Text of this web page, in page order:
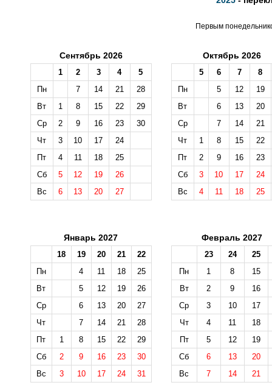
Первым
Сентябрь 2026
1 2 3 4
5
Пн
7 14 21
28
Вт
1 8 15 22
29
Ср
2 9 16 23
30
Чт
3 10 17
24
Пт
4 11 18
25
Сб
5 12 19
26
Вс
6 13 20 27
Октябрь 2026
5 6 7
8
Пн
5 12
19
Вт
6 13
20
Ср
7 14
21
Чт
1 8 15
22
Пт
2 9 16
23
Сб
3 10 17
24
Вс
4 11 18 25
Январь 2027
18 19 20 21
22
Пн
4 11 18
25
Вт
5 12 19
26
Ср
6 13 20
27
Чт
7 14 21
28
Пт
1 8 15 22
29
Сб
2 9 16 23
30
Вс
3 10 17 24 31
Февраль 2027
23 24
25
Пн
1 8
15
Вт
2 9
16
Ср
3 10
17
Чт
4 11
18
Пт
5 12
19
Сб
6 13
20
Вс
7 14 21